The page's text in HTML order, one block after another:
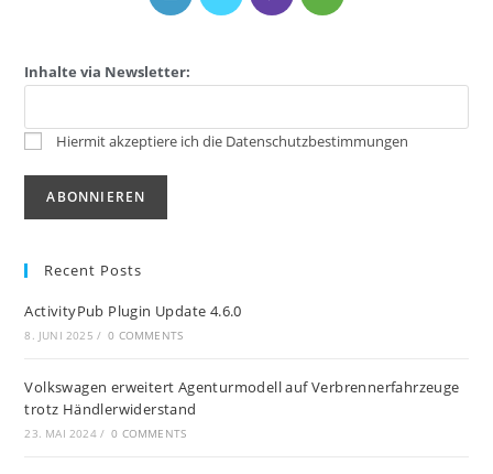
Inhalte via Newsletter:
Hiermit akzeptiere ich die Datenschutzbestimmungen
Recent Posts
ActivityPub Plugin Update 4.6.0
8. JUNI 2025 / 0 COMMENTS
Volkswagen erweitert Agenturmodell auf Verbrennerfahrzeuge
trotz Händlerwiderstand
23. MAI 2024 / 0 COMMENTS